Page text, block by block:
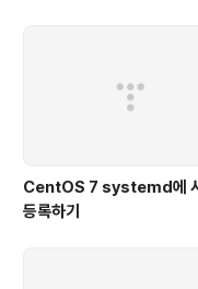
CentOS 7 systemd에
등록하기